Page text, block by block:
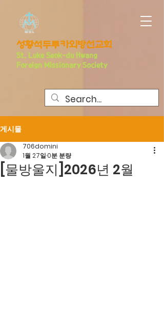
​성황석두루카외방선교회
St. Luke Seo k-du Hwang
Foreign Missionary Society
게시물
[물방울지]2026년 2월
706domini
1월 27일0분 분량